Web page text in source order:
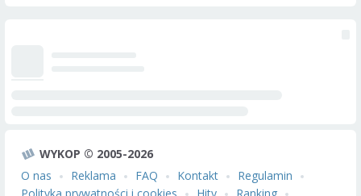
WYKOP © 2005-2026
O nas
Reklama FAQ Kontakt
Regulamin